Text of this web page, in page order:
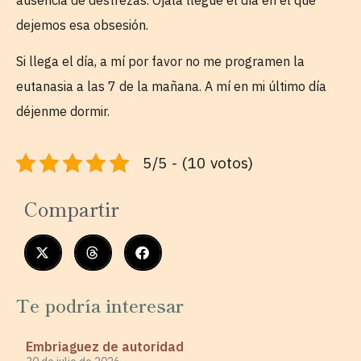
dejemos esa obsesión.
Si llega el día, a mí por favor no me programen la
eutanasia a las 7 de la mañana. A mí en mi último día
déjenme dormir.
5/5 - (10 votos)
Compartir
Te podría interesar
Embriaguez de autoridad